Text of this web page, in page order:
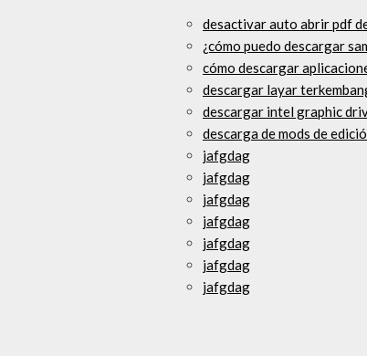
desactivar auto abrir pdf
¿cómo puedo descargar
cómo descargar
descargar layar
descargar intel graphic
descarga de mods de
jafgdag
jafgdag
jafgdag
jafgdag
jafgdag
jafgdag
jafgdag